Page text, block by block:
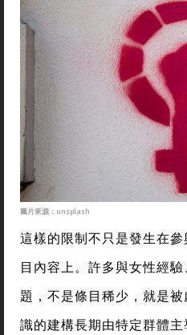
圖片來源：unsplash
這樣的限制不只是發生在
目內容上。許多與女性經
題，不是條目稀少，就是
識的建構長期由特定群體